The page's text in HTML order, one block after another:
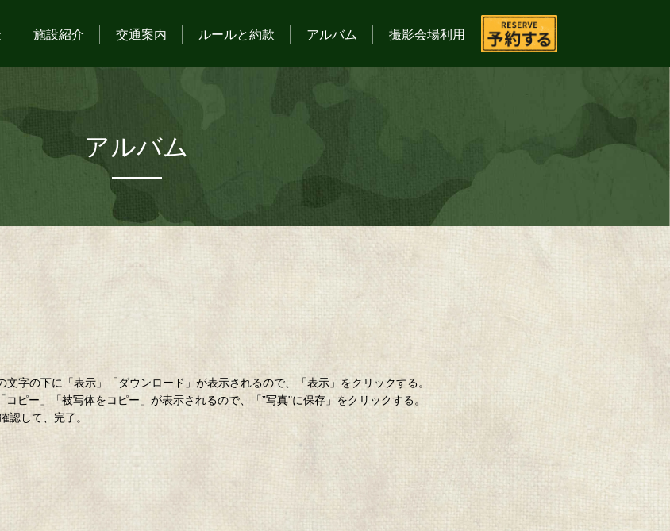
施設紹介 交通案内 ルールと約款 アルバム 撮影会場利用
アルバム
字の下に「表示」「ダウンロード」が表示されるので、「表示」をクリックする。
ピー」「被写体をコピー」が表示されるので、「”写真"に保存」をクリックする。
認して、完了。